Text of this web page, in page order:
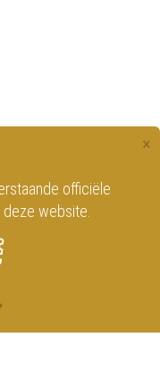
×
officiële
website.